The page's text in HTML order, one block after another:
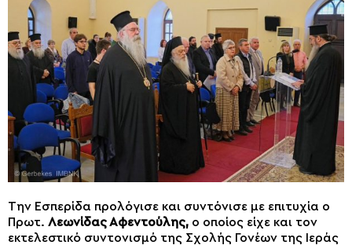
Την Εσπερίδα προλόγισε και συντόνισε με επιτυχία ο
Πρωτ. Λεωνίδας Αφεντούλης, ο οποίος είχε και τον
εκτελεστικό συντονισμό της Σχολής Γονέων της Ιεράς